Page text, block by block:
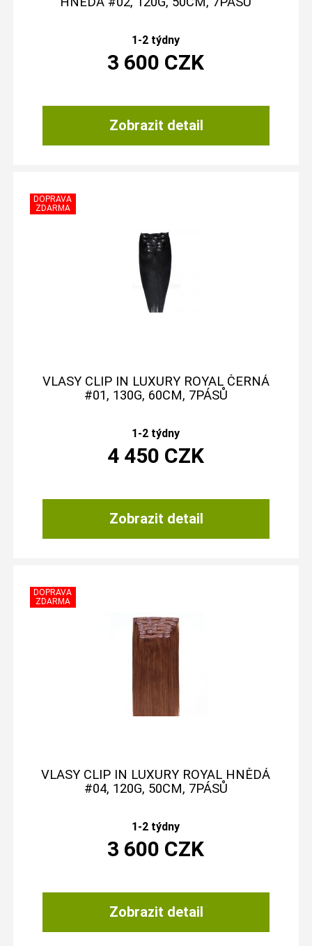
1-2 týdny
Zobrazit detail
3 600 CZK
VLASY CLIP IN LUXURY ROYAL ČERNÁ
#01, 130G, 60CM, 7PÁSŮ
1-2 týdny
Zobrazit detail
4 450 CZK
VLASY CLIP IN LUXURY ROYAL HNĚDÁ
#04, 120G, 50CM, 7PÁSŮ
1-2 týdny
Zobrazit detail
3 600 CZK